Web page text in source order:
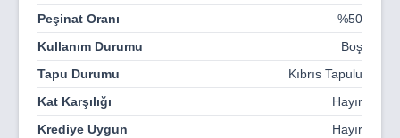
Peşinat Oranı
%50
Kullanım Durumu
Boş
Tapu Durumu
Kıbrıs Tapulu
Kat Karşılığı
Hayır
Krediye Uygun
Hayır